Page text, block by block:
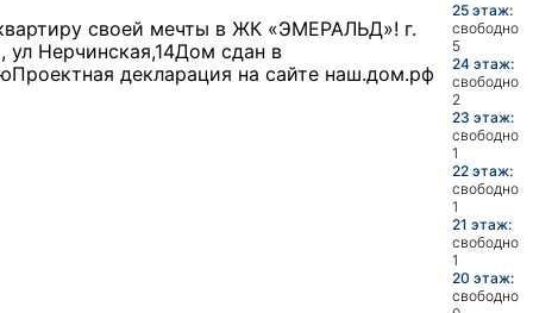
25 этаж:
свободно
5
24 этаж:
свободно
2
23 этаж:
свободно
1
22 этаж:
свободно
1
21 этаж:
свободно
1
20 этаж:
свободно